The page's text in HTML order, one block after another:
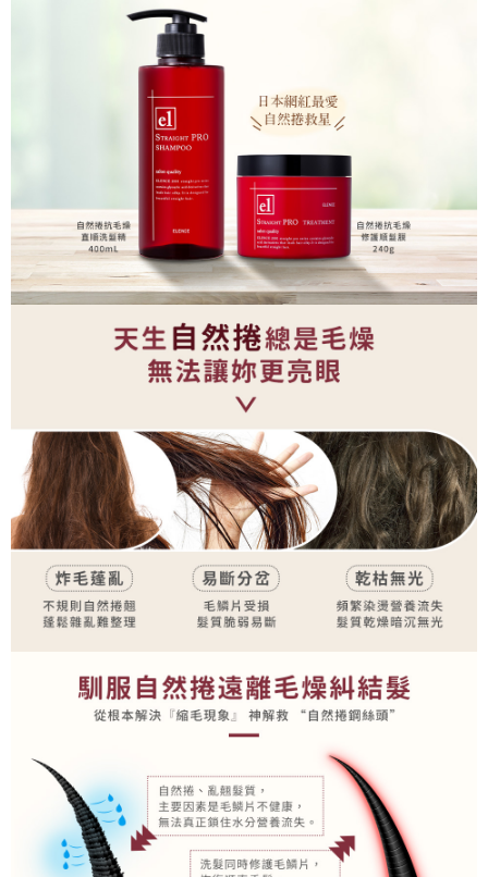
１．透過由恩沛科技股份有限公司提供之「AFTEE先享後付」服務完成之交
易，需依本服務之必要範圍內提供個人資料，並將交易相關給付款項請求債
權轉讓予恩沛科技股份有限公司。
２．關於個人資料處理事宜，請瀏覽以下網址：
https://aftee.tw/terms/#terms3
３．未成年的使用者請事先徵得法定代理人或監護人之同意方可使用
「AFTEE先享後付」，若未經同意申辦者引起之損失，本公司不負相關責
４．使用「AFTEE先享後付」時，將依據個別帳號之用戶狀況，依本公司即
時審查核予不同之上限額度；若仍有額度不足之情形，本公司將視審查結果
請求用戶進行身份認證。
５．嚴禁一人註冊多個帳號或使用他人資訊註冊。若發現惡意使用之情形，
恩沛科技股份有限公司將有權停止該用戶之使用額度並採取法律行動。
每筆NT$70，滿NT$1,000(含以上)免運費
每筆NT$100，滿NT$1,000(含以上)免運費